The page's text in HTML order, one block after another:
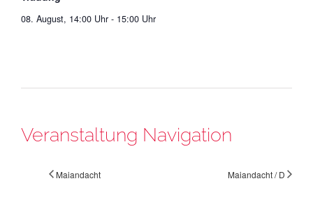
08. August, 14:00 Uhr - 15:00 Uhr
Veranstaltung Navigation
Maiandacht Maiandacht / D